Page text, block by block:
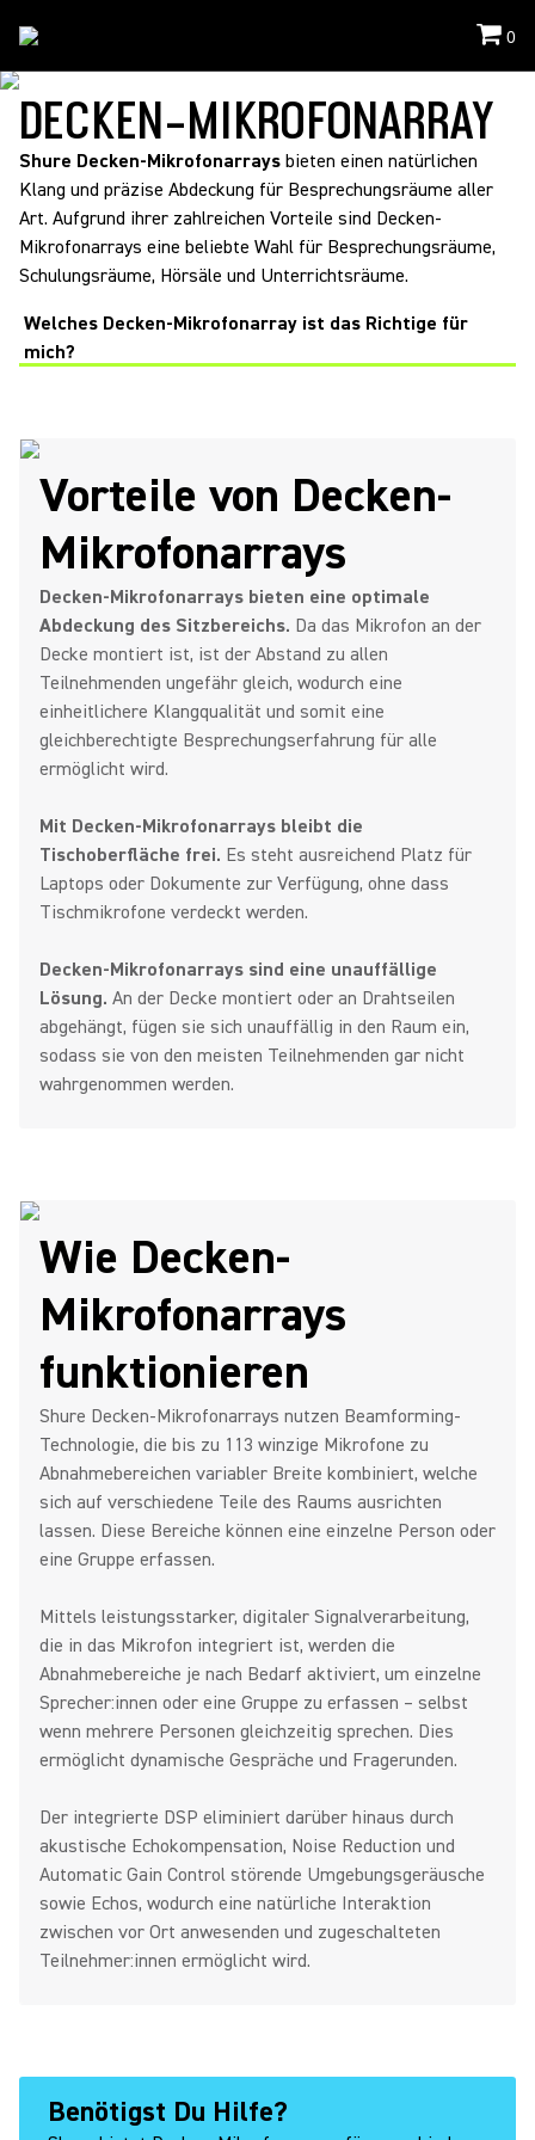
0
DECKEN-MIKROFONARRAY
Shure Decken-Mikrofonarrays bieten einen natürlichen
Klang und präzise Abdeckung für Besprechungsräume aller
Art. Aufgrund ihrer zahlreichen Vorteile sind Decken-
Mikrofonarrays eine beliebte Wahl für Besprechungsräume,
Schulungsräume, Hörsäle und Unterrichtsräume.
Welches Decken-Mikrofonarray ist das Richtige für
mich?
Vorteile von Decken-
Mikrofonarrays
Decken-Mikrofonarrays bieten eine optimale
Abdeckung des Sitzbereichs. Da das Mikrofon an der
Decke montiert ist, ist der Abstand zu allen
Teilnehmenden ungefähr gleich, wodurch eine
einheitlichere Klangqualität und somit eine
gleichberechtigte Besprechungserfahrung für alle
ermöglicht wird.
Mit Decken-Mikrofonarrays bleibt die
Tischoberfläche frei. Es steht ausreichend Platz für
Laptops oder Dokumente zur Verfügung, ohne dass
Tischmikrofone verdeckt werden.
Decken-Mikrofonarrays sind eine unauffällige
Lösung. An der Decke montiert oder an Drahtseilen
abgehängt, fügen sie sich unauffällig in den Raum ein,
sodass sie von den meisten Teilnehmenden gar nicht
wahrgenommen werden.
Wie Decken-
Mikrofonarrays
funktionieren
Shure Decken-Mikrofonarrays nutzen Beamforming-
Technologie, die bis zu 113 winzige Mikrofone zu
Abnahmebereichen variabler Breite kombiniert, welche
sich auf verschiedene Teile des Raums ausrichten
lassen. Diese Bereiche können eine einzelne Person oder
eine Gruppe erfassen.
Mittels leistungsstarker, digitaler Signalverarbeitung,
die in das Mikrofon integriert ist, werden die
Abnahmebereiche je nach Bedarf aktiviert, um einzelne
Sprecher:innen oder eine Gruppe zu erfassen – selbst
wenn mehrere Personen gleichzeitig sprechen. Dies
ermöglicht dynamische Gespräche und Fragerunden.
Der integrierte DSP eliminiert darüber hinaus durch
akustische Echokompensation, Noise Reduction und
Automatic Gain Control störende Umgebungsgeräusche
sowie Echos, wodurch eine natürliche Interaktion
zwischen vor Ort anwesenden und zugeschalteten
Teilnehmer:innen ermöglicht wird.
Benötigst Du Hilfe?